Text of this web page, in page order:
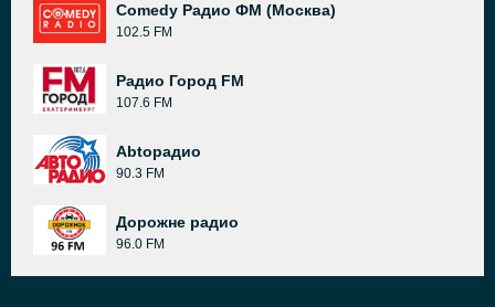
Comedy Радио ФМ (Москва)
102.5 FM
Радио Город FM
107.6 FM
Abtoрадио
90.3 FM
Дорожне радио
96.0 FM